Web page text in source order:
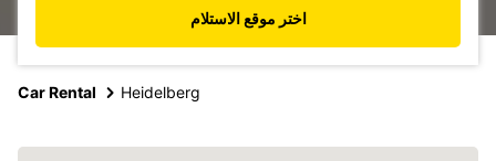
اختر موقع الاستلام
Car Rental Heidelberg